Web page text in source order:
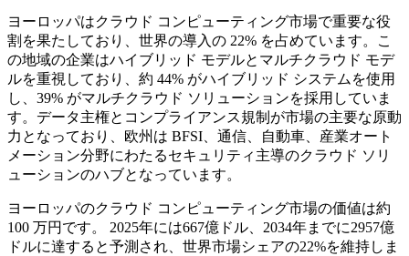
ヨーロッパはクラウド コンピューティング市場で重要な役
割を果たしており、世界の導入の 22% を占めています。こ
の地域の企業はハイブリッド モデルとマルチクラウド モデ
ルを重視しており、約 44% がハイブリッド システムを使用
し、39% がマルチクラウド ソリューションを採用していま
す。データ主権とコンプライアンス規制が市場の主要な原動
力となっており、欧州は BFSI、通信、自動車、産業オート
メーション分野にわたるセキュリティ主導のクラウド ソリ
ューションのハブとなっています。
ヨーロッパのクラウド コンピューティング市場の価値は約
100 万円です。 2025年には667億ドル、2034年までに2957億
ドルに達すると予測され、世界市場シェアの22%を維持しま